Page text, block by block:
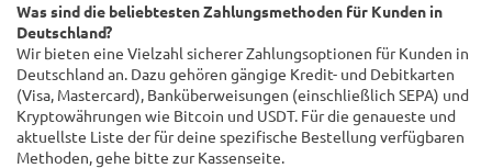
Was sind die beliebtesten Zahlungsmethoden für Kunden in
Deutschland?
Wir bieten eine Vielzahl sicherer Zahlungsoptionen für Kunden in
Deutschland an. Dazu gehören gängige Kredit- und Debitkarten
(Visa, Mastercard), Banküberweisungen (einschließlich SEPA) und
Kryptowährungen wie Bitcoin und USDT. Für die genaueste und
aktuellste Liste der für deine spezifische Bestellung verfügbaren
Methoden, gehe bitte zur Kassenseite.